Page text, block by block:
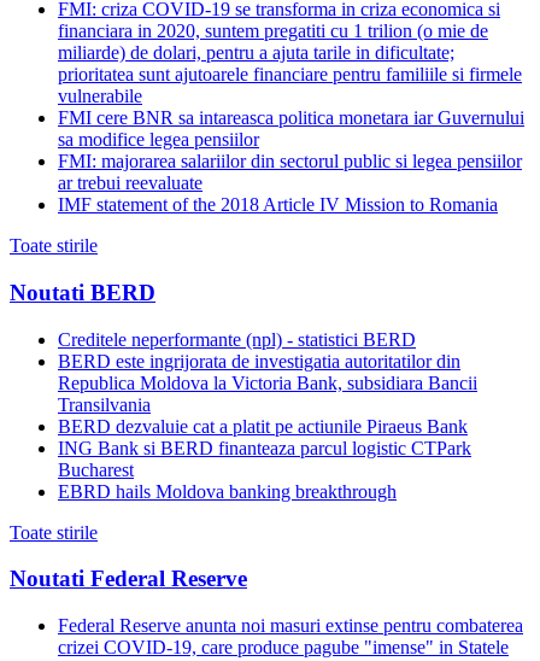
FMI: criza COVID-19 se transforma in criza economica si
financiara in 2020, suntem pregatiti cu 1 trilion (o mie de
miliarde) de dolari, pentru a ajuta tarile in dificultate;
prioritatea sunt ajutoarele financiare pentru familiile si firmele
vulnerabile
FMI cere BNR sa intareasca politica monetara iar Guvernului
sa modifice legea pensiilor
FMI: majorarea salariilor din sectorul public si legea pensiilor
ar trebui reevaluate
IMF statement of the 2018 Article IV Mission to Romania
Toate stirile
Noutati BERD
Creditele neperformante (npl) - statistici BERD
BERD este ingrijorata de investigatia autoritatilor din
Republica Moldova la Victoria Bank, subsidiara Bancii
Transilvania
BERD dezvaluie cat a platit pe actiunile Piraeus Bank
ING Bank si BERD finanteaza parcul logistic CTPark
Bucharest
EBRD hails Moldova banking breakthrough
Toate stirile
Noutati Federal Reserve
Federal Reserve anunta noi masuri extinse pentru combaterea
crizei COVID-19, care produce pagube "imense" in Statele